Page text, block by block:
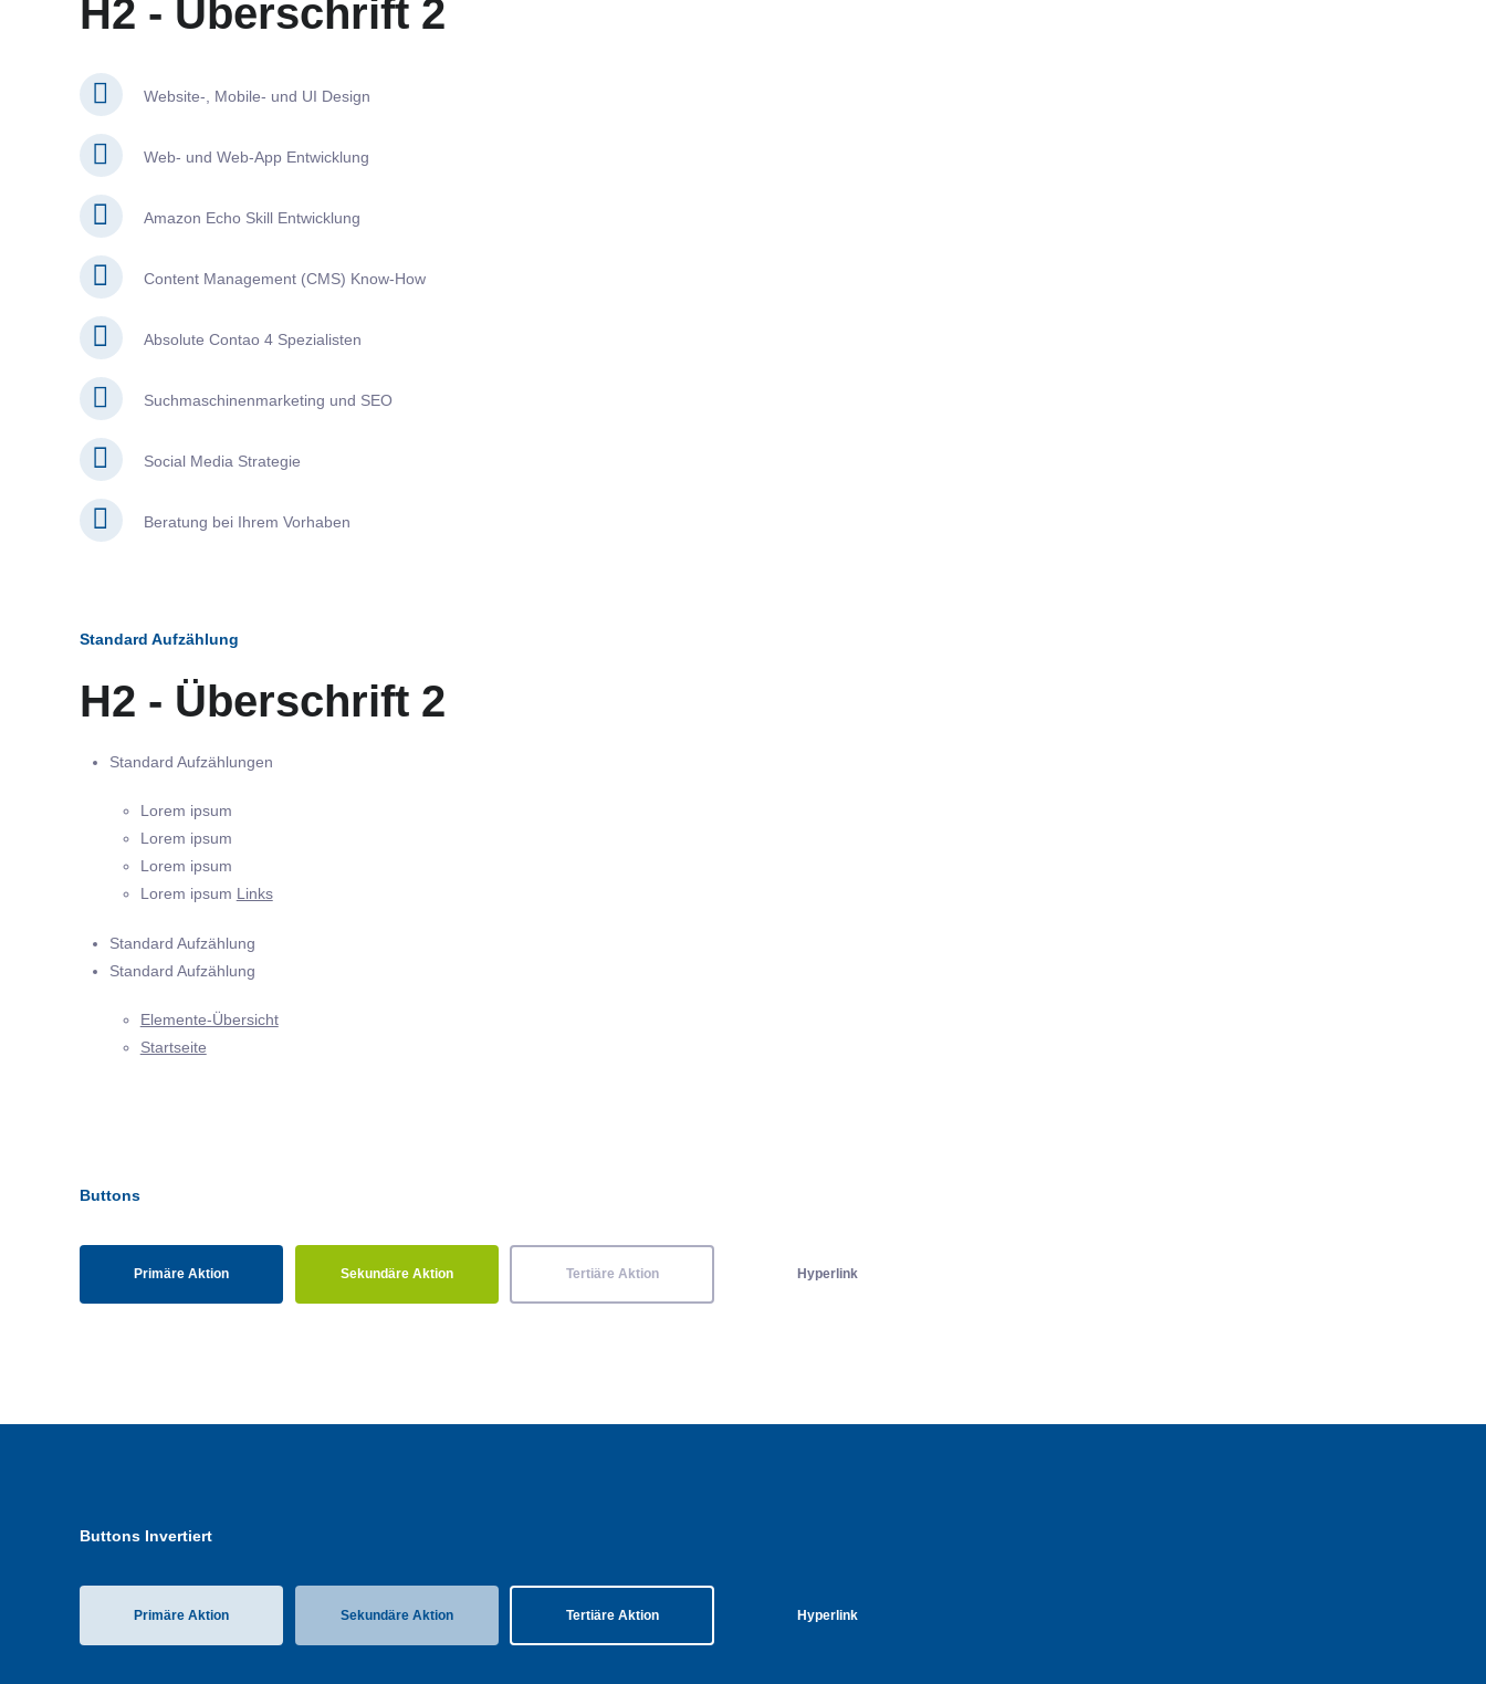
H2 - Überschrift 2
Website-, Mobile- und UI Design
Web- und Web-App Entwicklung
Amazon Echo Skill Entwicklung
Content Management (CMS) Know-How
Absolute Contao 4 Spezialisten
Suchmaschinenmarketing und SEO
Social Media Strategie
Beratung bei Ihrem Vorhaben
Standard Aufzählung
H2 - Überschrift 2
Standard Aufzählungen
Lorem ipsum
Lorem ipsum
Lorem ipsum
Lorem ipsum Links
Standard Aufzählung
Standard Aufzählung
Elemente-Übersicht
Startseite
Buttons
Primäre Aktion Sekundäre Aktion Tertiäre Aktion Hyperlink
Buttons Invertiert
Primäre Aktion Sekundäre Aktion Tertiäre Aktion Hyperlink